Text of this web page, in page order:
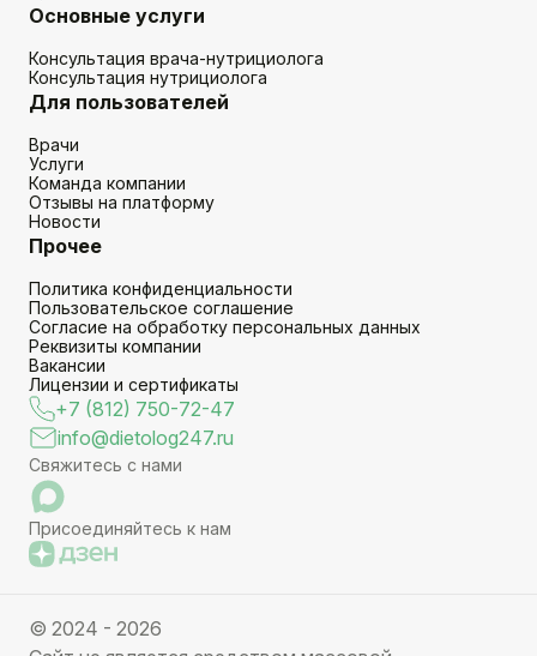
Основные услуги
Консультация врача-нутрициолога
Консультация нутрициолога
Для пользователей
Врачи
Услуги
Команда компании
Отзывы на платформу
Новости
Прочее
Политика конфиденциальности
Пользовательское соглашение
Согласие на обработку персональных данных
Реквизиты компании
Вакансии
Лицензии и сертификаты
+7 (812) 750-72-47
info@dietolog247.ru
Свяжитесь с нами
Присоединяйтесь к нам
© 2024 - 2026